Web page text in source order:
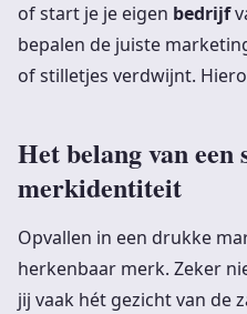
of start je je eigen bedrijf
bepalen de juiste
of stilletjes verdwijnt.
Het belang van een
merkidentiteit
Opvallen in een drukke
herkenbaar merk. Zeker
jij vaak hét gezicht van de